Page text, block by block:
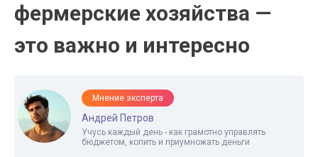
фермерские хозяйства —
это важно и интересно
Мнение эксперта
Андрей Петров
Учусь каждый день - как грамотно управлять
бюджетом, копить и приумножать деньги